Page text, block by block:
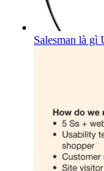
Salesman là gì